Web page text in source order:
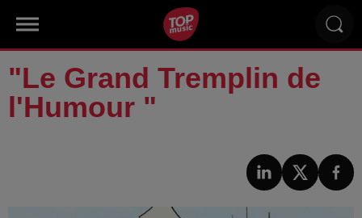
"Le Grand Tremplin de
l'Humour "